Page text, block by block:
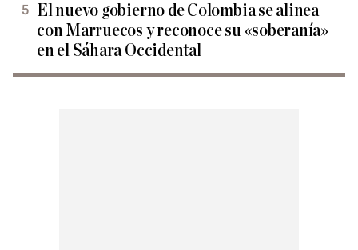
El nuevo gobierno de Colombia se alinea
con Marruecos y reconoce su «soberanía»
en el Sáhara Occidental